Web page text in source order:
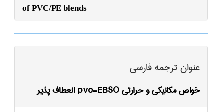
of PVC/PE blends
عنوان ترجمه فارسی
خواص مکانیکی و حرارتی pvc-EBSO انعطاف پذیر